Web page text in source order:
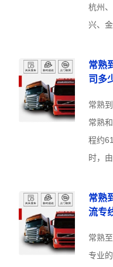
杭州
兴、金
常熟
司多
常熟
常熟
程约
时，
常熟
流专
常熟
专业